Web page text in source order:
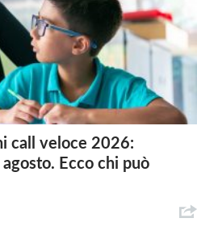
call veloce 2026:
Ecco chi può